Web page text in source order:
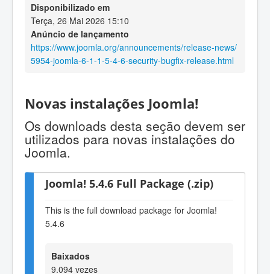
Disponibilizado em
Terça, 26 Mai 2026 15:10
Anúncio de lançamento
https://www.joomla.org/announcements/release-news/
5954-joomla-6-1-1-5-4-6-security-bugfix-release.html
Novas instalações Joomla!
Os downloads desta seção devem ser
utilizados para novas instalações do
Joomla.
Joomla! 5.4.6 Full Package (.zip)
This is the full download package for Joomla!
5.4.6
Baixados
9.094 vezes